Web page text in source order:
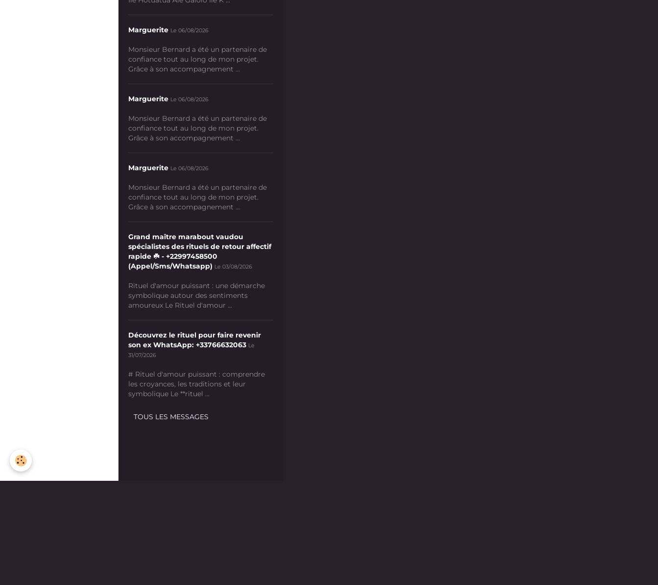
Marguerite Le 06/08/2026
Monsieur Bernard a été un partenaire de
confiance tout au long de mon projet.
Grâce à son accompagnement ...
Marguerite Le 06/08/2026
Monsieur Bernard a été un partenaire de
confiance tout au long de mon projet.
Grâce à son accompagnement ...
Marguerite Le 06/08/2026
Monsieur Bernard a été un partenaire de
confiance tout au long de mon projet.
Grâce à son accompagnement ...
Grand maître marabout vaudou
spécialistes des rituels de retour affectif
rapide ☘️ - +22997458500
(Appel/Sms/Whatsapp) Le 03/08/2026
Rituel d'amour puissant : une démarche
symbolique autour des sentiments
amoureux Le Rituel d'amour ...
Découvrez le rituel pour faire revenir
son ex WhatsApp: +33766632063 Le
31/07/2026
# Rituel d'amour puissant : comprendre
les croyances, les traditions et leur
symbolique Le **rituel ...
TOUS LES MESSAGES